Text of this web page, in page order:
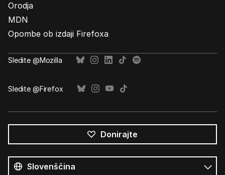
Orodja
MDN
Opombe ob izdaji Firefoxa
Sledite @Mozilla
Sledite @Firefox
Donirajte
jeziki
Jezik